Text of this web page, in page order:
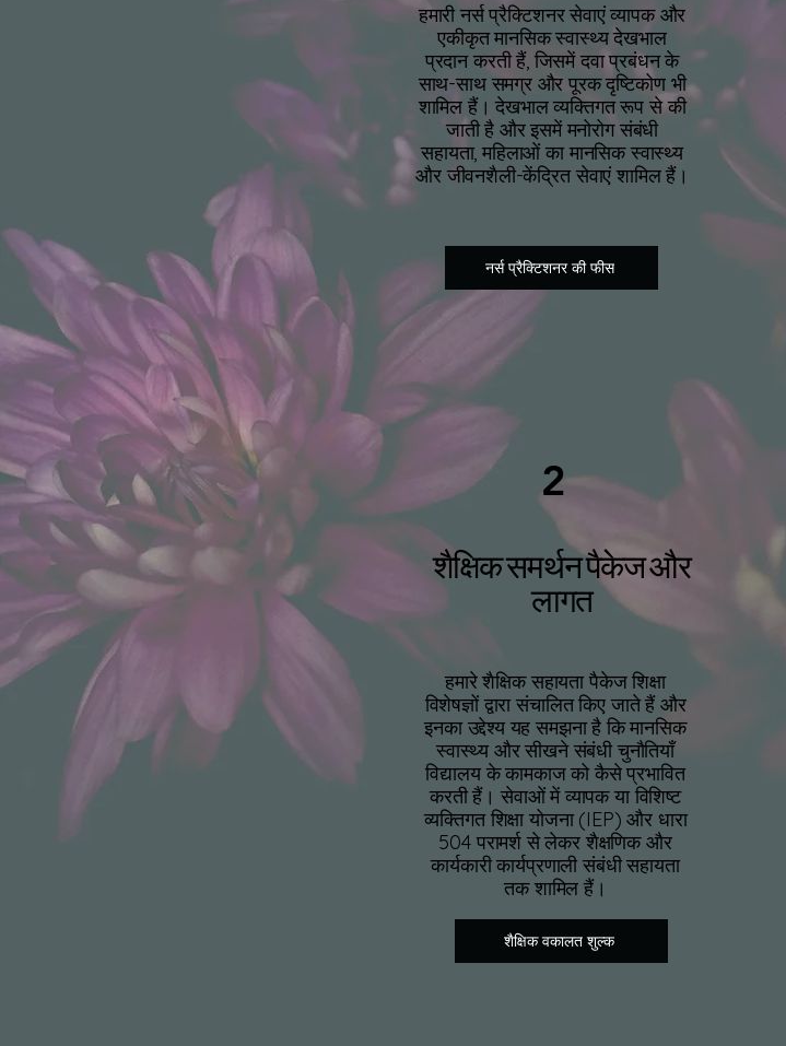
हमारी नर्स प्रैक्टिशनर सेवाएं व्यापक और
एकीकृत मानसिक स्वास्थ्य देखभाल
प्रदान करती हैं, जिसमें दवा प्रबंधन के
साथ-साथ समग्र और पूरक दृष्टिकोण भी
शामिल हैं। देखभाल व्यक्तिगत रूप से की
जाती है और इसमें मनोरोग संबंधी
सहायता, महिलाओं का मानसिक स्वास्थ्य
और जीवनशैली-केंद्रित सेवाएं शामिल हैं।
नर्स प्रैक्टिशनर की फीस
2
शैक्षिक समर्थन पैकेज और
लागत
हमारे शैक्षिक सहायता पैकेज शिक्षा
विशेषज्ञों द्वारा संचालित किए जाते हैं और
इनका उद्देश्य यह समझना है कि मानसिक
स्वास्थ्य और सीखने संबंधी चुनौतियाँ
विद्यालय के कामकाज को कैसे प्रभावित
करती हैं। सेवाओं में व्यापक या विशिष्ट
व्यक्तिगत शिक्षा योजना (IEP) और धारा
504 परामर्श से लेकर शैक्षणिक और
कार्यकारी कार्यप्रणाली संबंधी सहायता
तक शामिल हैं।
.
शैक्षिक वकालत शुल्क